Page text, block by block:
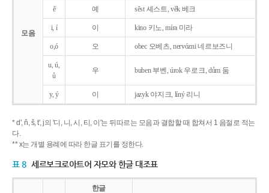
모음
ě 예 sěst 셰스트, věk 베크
i, í 이 kino 키노, míra 미라
o,ó 오 obec 오베츠, nervózni 네르보즈니
u, ú,
ů
우 buben 부벤, úrok 우로크, dům 둠
y, ý 이 jazyk야지크, líný 리니
* d', ň, š, t', j의 '디, 니, 시, 티, 이'는 뒤따르는 모음과 결합할 때 합쳐서 1 음절로 적는
다.
** x는 개별 용례에 따라 한글 표기를 정한다.
표 8 세르보크로아트어 자모와 한글 대조표
한글